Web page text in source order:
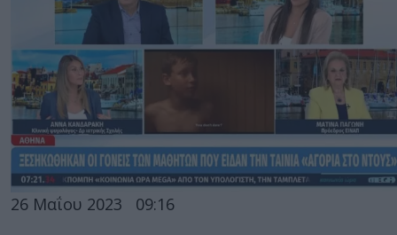
26 Μαΐου 2023 09:16